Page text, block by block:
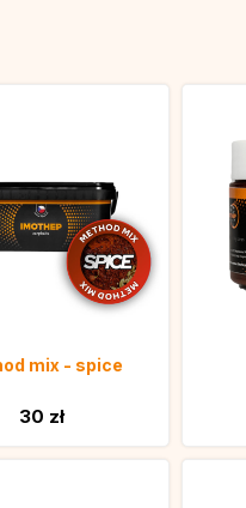
mix - spice
30 zł